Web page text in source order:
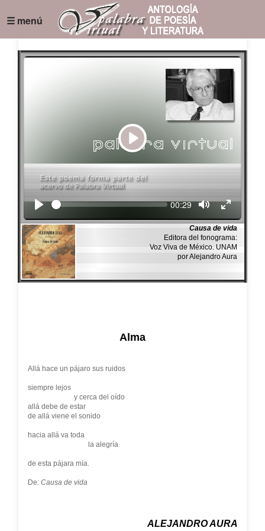
☰ menú
Play
Seek Current
00:29
Causa de vida
Editora del fonograma:
Voz Viva de México. UNAM
por Alejandro Aura
Alma
Allá hace un pájaro sus ruidos
siempre lejos
y cerca del oído
allá debe de estar
de allá viene el sonido
hacia allá va toda
la alegría
de esta pájara mía.
De: Causa de vida
ALEJANDRO AURA